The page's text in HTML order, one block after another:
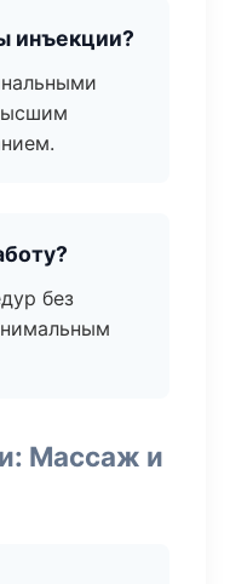
инъекции?
без
Массаж и